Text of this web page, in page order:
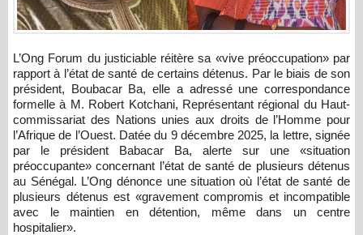
L’Ong Forum du justiciable réitère sa «vive préoccupation» par
rapport à l’état de santé de certains détenus. Par le biais de son
président, Boubacar Ba, elle a adressé une correspondance
formelle à M. Robert Kotchani, Représentant régional du Haut-
commissariat des Nations unies aux droits de l’Homme pour
l’Afrique de l’Ouest. Datée du 9 décembre 2025, la lettre, signée
par le président Babacar Ba, alerte sur une «situation
préoccupante» concernant l’état de santé de plusieurs détenus
au Sénégal. L’Ong dénonce une situation où l’état de santé de
plusieurs détenus est «gravement compromis et incompatible
avec le maintien en détention, même dans un centre
hospitalier».